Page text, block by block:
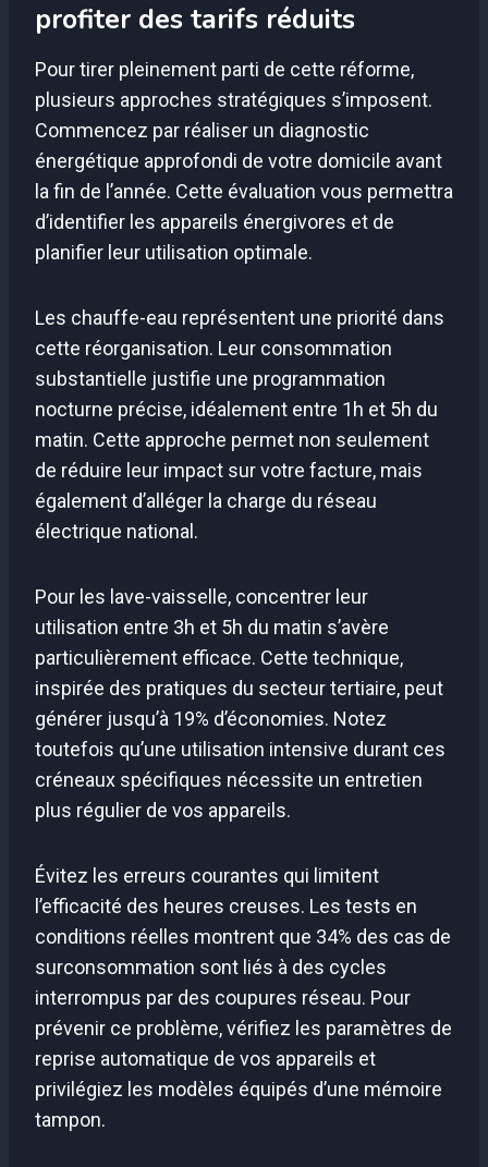
profiter des tarifs réduits
Pour tirer pleinement parti de cette réforme,
plusieurs approches stratégiques s’imposent.
Commencez par réaliser un diagnostic
énergétique approfondi de votre domicile avant
la fin de l’année. Cette évaluation vous permettra
d’identifier les appareils énergivores et de
planifier leur utilisation optimale.
Les chauffe-eau représentent une priorité dans
cette réorganisation. Leur consommation
substantielle justifie une programmation
nocturne précise, idéalement entre 1h et 5h du
matin. Cette approche permet non seulement
de réduire leur impact sur votre facture, mais
également d’alléger la charge du réseau
électrique national.
Pour les lave-vaisselle, concentrer leur
utilisation entre 3h et 5h du matin s’avère
particulièrement efficace. Cette technique,
inspirée des pratiques du secteur tertiaire, peut
générer jusqu’à 19% d’économies. Notez
toutefois qu’une utilisation intensive durant ces
créneaux spécifiques nécessite un entretien
plus régulier de vos appareils.
Évitez les erreurs courantes qui limitent
l’efficacité des heures creuses. Les tests en
conditions réelles montrent que 34% des cas de
surconsommation sont liés à des cycles
interrompus par des coupures réseau. Pour
prévenir ce problème, vérifiez les paramètres de
reprise automatique de vos appareils et
privilégiez les modèles équipés d’une mémoire
tampon.